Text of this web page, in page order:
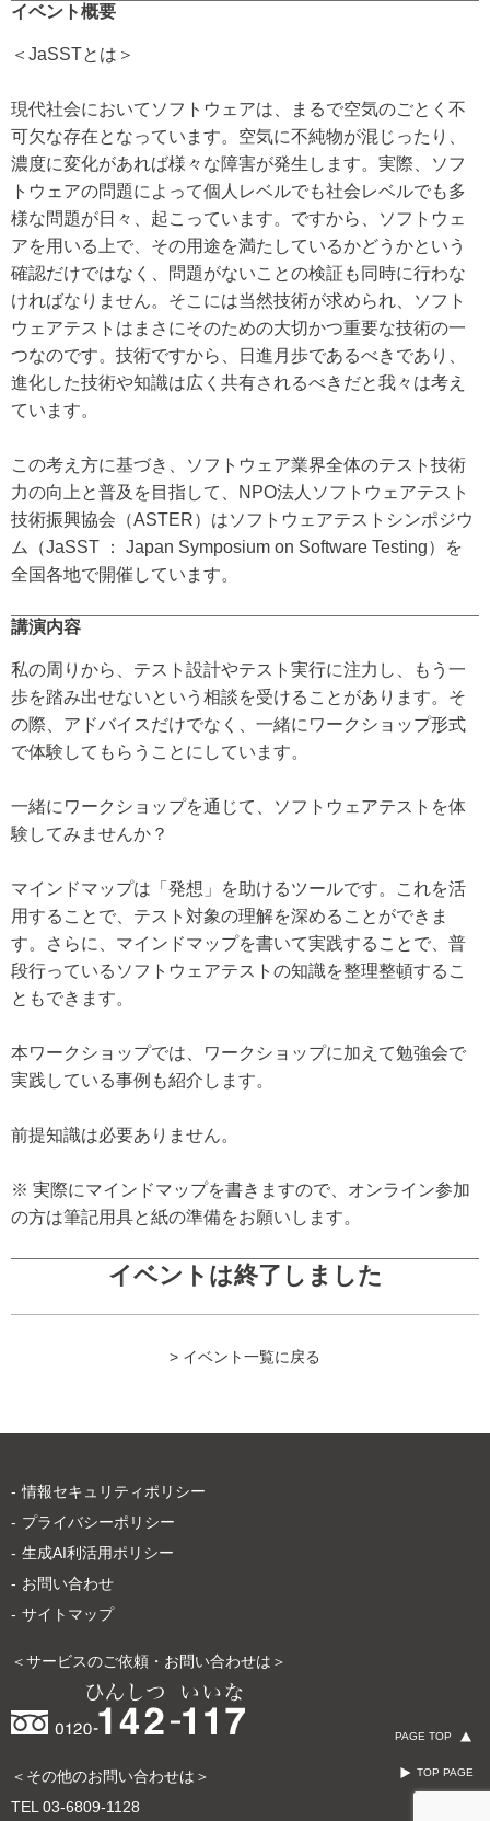
イベント概要
＜JaSSTとは＞
現代社会においてソフトウェアは、まるで空気のごとく不
可欠な存在となっています。空気に不純物が混じったり、
濃度に変化があれば様々な障害が発生します。実際、ソフ
トウェアの問題によって個人レベルでも社会レベルでも多
様な問題が日々、起こっています。ですから、ソフトウェ
アを用いる上で、その用途を満たしているかどうかという
確認だけではなく、問題がないことの検証も同時に行わな
ければなりません。そこには当然技術が求められ、ソフト
ウェアテストはまさにそのための大切かつ重要な技術の一
つなのです。技術ですから、日進月歩であるべきであり、
進化した技術や知識は広く共有されるべきだと我々は考え
ています。
この考え方に基づき、ソフトウェア業界全体のテスト技術
力の向上と普及を目指して、NPO法人ソフトウェアテスト
技術振興協会（ASTER）はソフトウェアテストシンポジウ
ム（JaSST ： Japan Symposium on Software Testing）を
全国各地で開催しています。
講演内容
私の周りから、テスト設計やテスト実行に注力し、もう一
歩を踏み出せないという相談を受けることがあります。そ
の際、アドバイスだけでなく、一緒にワークショップ形式
で体験してもらうことにしています。
一緒にワークショップを通じて、ソフトウェアテストを体
験してみませんか？
マインドマップは「発想」を助けるツールです。これを活
用することで、テスト対象の理解を深めることができま
す。さらに、マインドマップを書いて実践することで、普
段行っているソフトウェアテストの知識を整理整頓するこ
ともできます。
本ワークショップでは、ワークショップに加えて勉強会で
実践している事例も紹介します。
前提知識は必要ありません。
※ 実際にマインドマップを書きますので、オンライン参加
の方は筆記用具と紙の準備をお願いします。
イベントは終了しました
> イベント一覧に戻る
PAGE TOP
TOP PAGE
情報セキュリティポリシー
プライバシーポリシー
生成AI利活用ポリシー
お問い合わせ
サイトマップ
＜サービスのご依頼・お問い合わせは＞
＜その他のお問い合わせは＞
TEL03-6809-1128